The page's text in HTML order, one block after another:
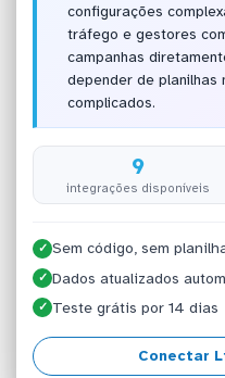
configurações
tráfego e gestores
campanhas
depender de planilhas
complicados.
9
integrações disponíveis
✓ Sem código, sem
✓ Dados atualizados
✓ Teste grátis por 14 dias
Conectar